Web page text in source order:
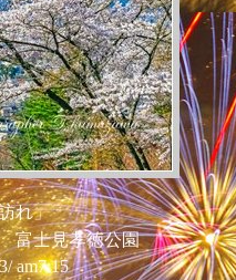
れ」
富士見孝徳公園
am7:15